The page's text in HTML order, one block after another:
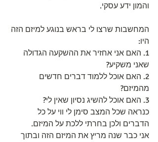
והמון ידע עסקי.
המחשבות שרצו לי בראש בנוגע למיזם הזה
היו:
1. האם אני אחזיר את ההשקעה הגדולה
שאני משקיע?
2. האם אוכל ללמוד דברים חדשים
מהמיזם?
3. האם אוכל להשיג נסיון שאין לי?
כנראה שכל המצב סימן לי ווי על כל
הדברים ולכן בחרתי ללכת על המיזם.
אני כבר שנה מריץ את המיזם הזה ובתוך